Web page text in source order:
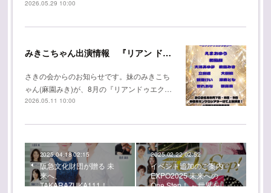
2026.05.29 10:00
みきこちゃん出演情報 『リアン ドゥ エクラタン』
さきの会からのお知らせです。妹のみきこち
ゃん(麻園みき)が、8月の『リアンドゥエク…
2026.05.11 10:00
2025.04.18 02:15
阪急文化財団が贈る 未
来へ、
TAKARAZUKA111！ …
2025.02.22 02:52
イベント追加のご案内
EXPO2025 未来への
One Step！ ～世界を…